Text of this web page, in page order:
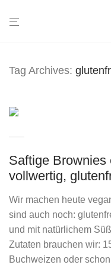
Tag Archives:
Saftige
vollwertig,
Wir machen heute
sind auch noch:
und mit natürlichem
Zutaten brauchen wir:
Buchweizen oder